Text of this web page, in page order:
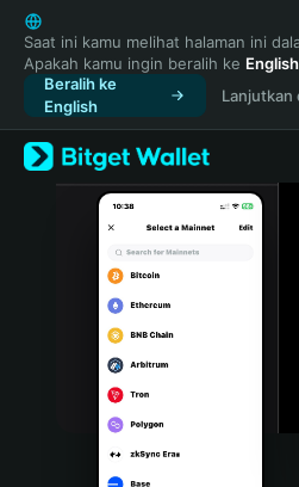
English
日本語
Tiếng Việt
Русский
Español (Latinoamérica)
Türkçe
Italiano
Português (Portugal)
Bahasa Indonesia
Saat ini kamu melihat halaman ini
Apakah kamu ingin beralih ke English
Beralih ke
English
Lanjutkan